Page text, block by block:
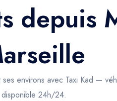
depuis
environs avec Taxi Kad —
disponible 24h/24.